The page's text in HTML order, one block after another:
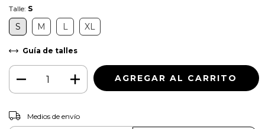
Talle: S
S M L XL
Guía de talles
Entregas para el CP:
Medios de envío